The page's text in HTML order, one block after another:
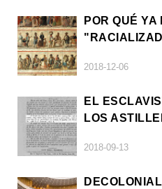
POR QUÉ YA
2018-12-06
EL
LOS
2018-09-13